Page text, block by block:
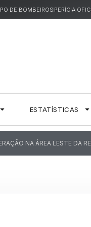
DE BOMBEIROSPERÍCIA
ESTATÍSTICAS
NA ÁREA LESTE DA